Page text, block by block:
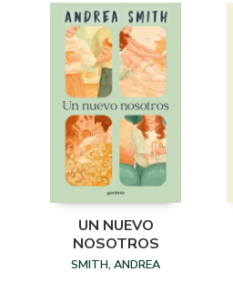
UN NUEVO
NOSOTROS
SMITH, ANDREA